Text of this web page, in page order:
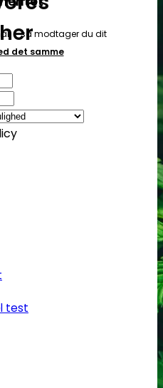
test
- så modtager du dit
det samme